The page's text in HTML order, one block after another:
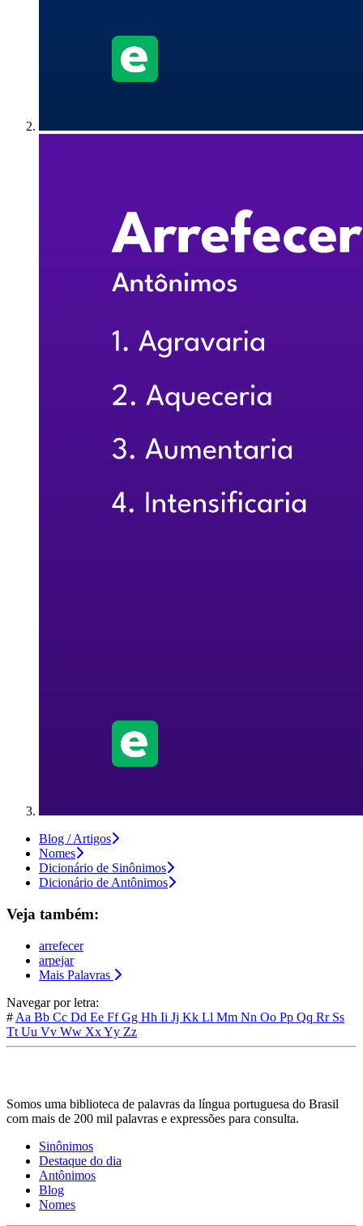
Blog / Artigos
Nomes
Dicionário de Sinônimos
Dicionário de Antônimos
Veja também:
arrefecer
arpejar
Mais Palavras
Navegar por letra:
# Aa Bb Cc Dd Ee FfGg Hh Ii Jj Kk Ll Mm Nn Oo Pp Qq Rr Ss
Tt Uu Vv Ww XxYy Zz
Somos uma biblioteca de palavras da língua portuguesa do Brasil
com mais de 200 mil palavras e expressões para consulta.
Sinônimos
Destaque do dia
Antônimos
Blog
Nomes